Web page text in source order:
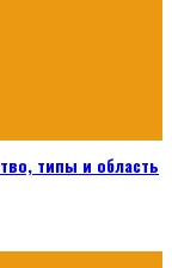
типы и область